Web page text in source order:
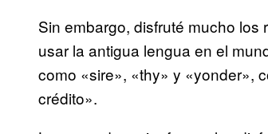
Sin embargo, disfruté mucho
usar la antigua lengua en el
como «sire», «thy» y «yonder»,
crédito».